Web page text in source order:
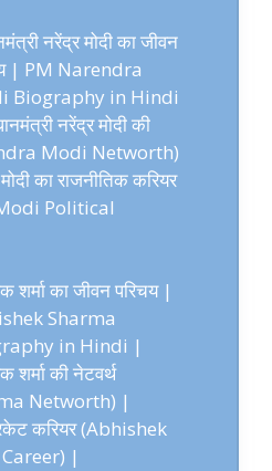
नरेंद्र मोदी का जीवन
| PM Narendra
Biography in Hindi
नरेंद्र मोदी की
Modi Networth)
का राजनीतिक करियर
Political
शर्मा का जीवन परिचय |
Sharma
in Hindi |
शर्मा की नेटवर्थ
Networth) |
करियर (Abhishek
|